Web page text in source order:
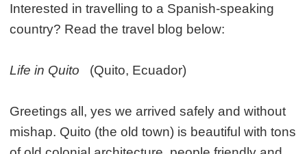
Interested in travelling to a Spanish-speaking
country? Read the travel blog below:
Life in Quito (Quito, Ecuador)
Greetings all, yes we arrived safely and without
mishap. Quito (the old town) is beautiful with tons